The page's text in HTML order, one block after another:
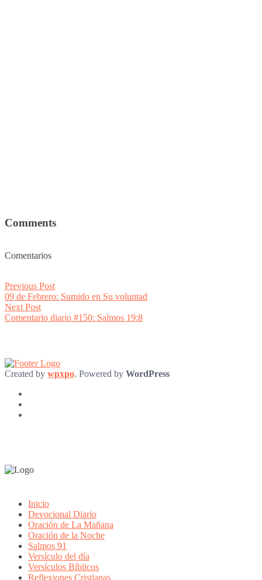
Comments
Comentarios
Post
navigation
Previous PostPrevious
post:
09 de Febrero: Sumido en Su voluntad
Next PostNext
post:
Comentario diario #150: Salmos 19:8
Created by wpxpo. Powered by WordPress
Inicio
Devocional Diario
Oración de La Mañana
Oración de la Noche
Salmos 91
Versículo del día
Versículos Bíblicos
Reflexiones Cristianas